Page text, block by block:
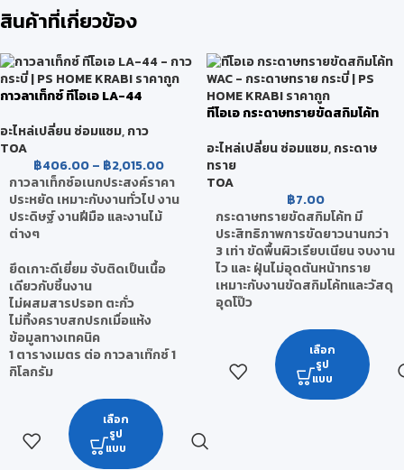
สินค้าที่เกี่ยวข้อง
กาวลาเท็กซ์ ทีโอเอ LA-44
อะไหล่เปลี่ยน ซ่อมแซม,กาว
TOA
฿406.00– ฿2,015.00
กาวลาเท็กซ์อเนกประสงค์ราคา
ประหยัด เหมาะกับงานทั่วไป งาน
ประดิษฐ์ งานฝีมือ และงานไม้
ต่างๆ
ยึดเกาะดีเยี่ยม จับติดเป็นเนื้อ
เดียวกับชิ้นงาน
ไม่ผสมสารปรอท ตะกั่ว
ไม่ทิ้งคราบสกปรกเมื่อแห้ง
ข้อมูลทางเทคนิค
1 ตารางเมตร ต่อ กาวลาเท๊กซ์ 1
กิโลกรัม
เลือก
รูป
แบบ
ทีโอเอ กระดาษทรายขัดสกิมโค้ท
อะไหล่เปลี่ยน ซ่อมแซม,กระดาษ
ทราย
TOA
฿7.00
กระดาษทรายขัดสกิมโค้ท มี
ประสิทธิภาพการขัดยาวนานกว่า
3 เท่า ขัดพื้นผิวเรียบเนียน จบงาน
ไว และ ฝุ่นไม่อุดตันหน้าทราย
เหมาะกับงานขัดสกิมโค้ทและวัสดุ
อุดโป๊ว
เลือก
รูป
แบบ